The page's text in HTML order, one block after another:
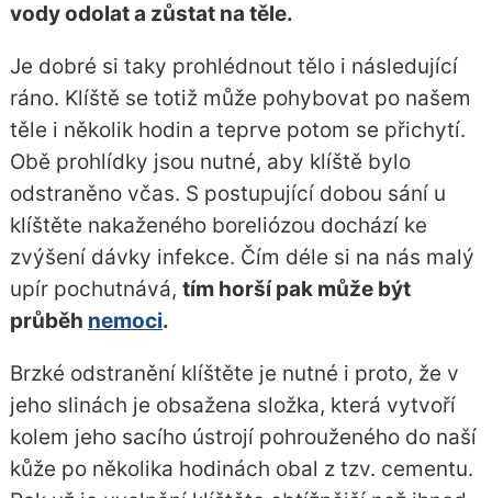
vody odolat a zůstat na těle.
Je dobré si taky prohlédnout tělo i následující
ráno. Klíště se totiž může pohybovat po našem
těle i několik hodin a teprve potom se přichytí.
Obě prohlídky jsou nutné, aby klíště bylo
odstraněno včas. S postupující dobou sání u
klíštěte nakaženého boreliózou dochází ke
zvýšení dávky infekce. Čím déle si na nás malý
upír pochutnává, tím horší pak může být
průběh nemoci.
Brzké odstranění klíštěte je nutné i proto, že v
jeho slinách je obsažena složka, která vytvoří
kolem jeho sacího ústrojí pohrouženého do naší
kůže po několika hodinách obal z tzv. cementu.